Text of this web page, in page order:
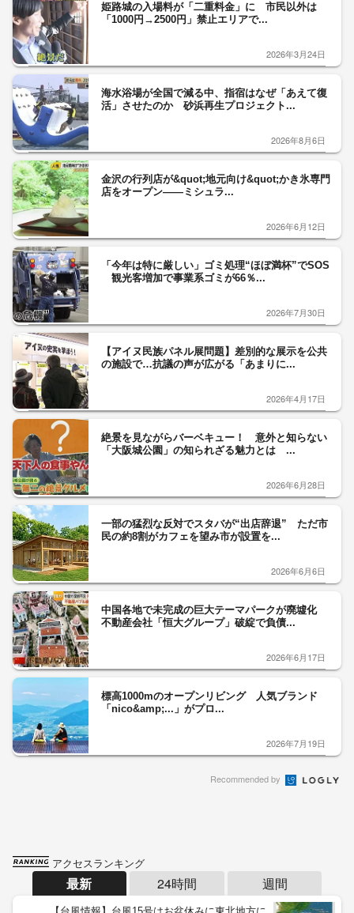
姫路城の入場料が「二重料金」に 市民以外は
「1000円→2500円」禁止エリアで...
2026年3月24日
海水浴場が全国で減る中、指宿はなぜ「あえて復
活」させたのか 砂浜再生プロジェクト...
2026年8月6日
金沢の行列店が&quot;地元向け&quot;かき氷専門
店をオープン——ミシュラ...
2026年6月12日
「今年は特に厳しい」ゴミ処理“ほぼ満杯”でSOS
観光客増加で事業系ゴミが66％...
2026年7月30日
【アイヌ民族パネル展問題】差別的な展示を公共
の施設で…抗議の声が広がる「あまりに...
2026年4月17日
絶景を見ながらバーベキュー！ 意外と知らない
「大阪城公園」の知られざる魅力とは ...
2026年6月28日
一部の猛烈な反対でスタバが“出店辞退” ただ市
民の約8割がカフェを望み市が設置を...
2026年6月6日
中国各地で未完成の巨大テーマパークが廃墟化
不動産会社「恒大グループ」破綻で負債...
2026年6月17日
標高1000mのオープンリビング 人気ブランド
「nico&amp;...」がプロ...
2026年7月19日
Recommended by
アクセスランキング
最新 24時間 週間